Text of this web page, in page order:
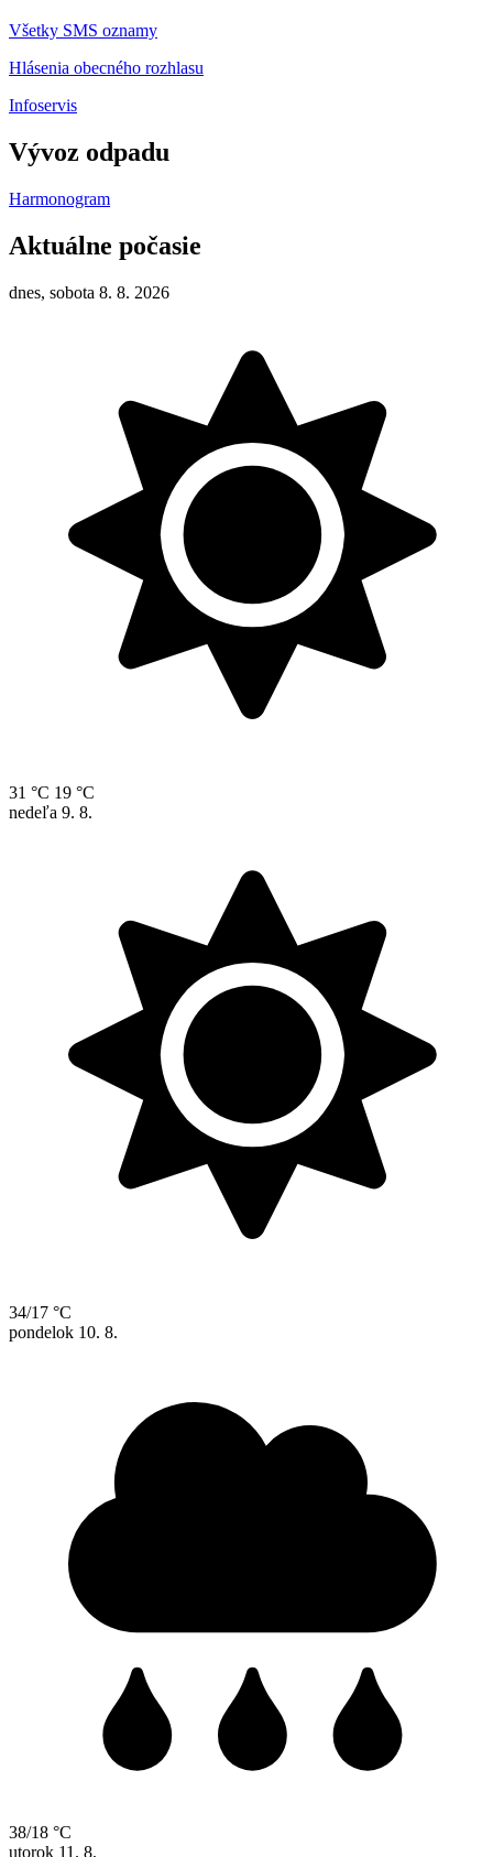
Všetky SMS oznamy
Hlásenia obecného rozhlasu
Infoservis
Vývoz odpadu
Harmonogram
Aktuálne počasie
dnes, sobota 8. 8. 2026
31 °C 19 °C
nedeľa 9. 8.
34/17 °C
pondelok 10. 8.
38/18 °C
utorok 11. 8.